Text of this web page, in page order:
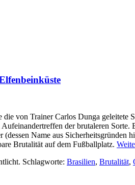
die von Trainer Carlos Dunga geleitete
der brutaleren Sorte.
Name aus
Brutalität auf dem Fußballplatz.
Schlagworte: Brasilien, Brutalität,